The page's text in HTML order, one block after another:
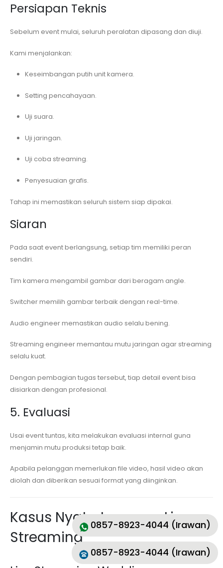
Persiapan Teknis
Sebelum event mulai, seluruh peralatan dipasang dan diuji.
Kami menjalankan:
Keseimbangan putih unit kamera.
Setting pencahayaan.
Uji suara.
Uji jaringan.
Uji coba streaming.
Penyesuaian grafis.
Tahap ini memastikan seluruh sistem siap dipakai.
Siaran
Pada saat event berlangsung, setiap tim memiliki peran
sendiri.
Tim kamera mengambil gambar dari beragam angle.
Switcher memilih gambar terbaik dengan real-time.
Audio engineer memastikan audio selalu bening.
Streaming engineer memantau mutu jaringan agar streaming
selalu kuat.
Dengan pembagian tugas tersebut, tiap detail event bisa
disiarkan dengan profesional.
5. Evaluasi
Usai event tuntas, kita melakukan evaluasi internal guna
menjamin mutu produksi tetap baik.
Apabila pelanggan memerlukan file video, hasil video akan
diolah dan diberikan sesuai format yang diinginkan.
Kasus Nyata Layanan Live
Streaming
0857-8923-4044 (Irawan)
0857-8923-4044 (Irawan)